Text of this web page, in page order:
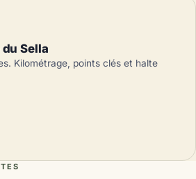
Sella
Kilométrage, points clés et halte